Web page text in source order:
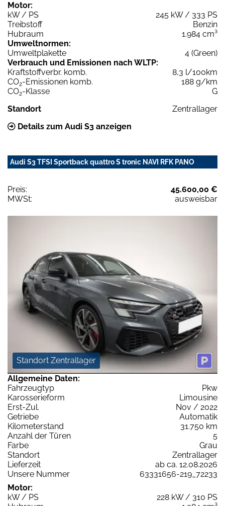
Motor:
kW / PS
245 kW / 333 PS
Treibstoff
Benzin
Hubraum
1.984 cm³
Umweltnormen:
Umweltplakette
4 (Green)
Verbrauch und Emissionen nach WLTP:
Kraftstoffverbr. komb.
8,3 l/100km
CO2-Emissionen komb.
188 g/km
CO2-Klasse
G
Standort
Zentrallager
Details zum Audi S3 anzeigen
Audi S3 TFSI Sportback quattro S tronic NAVI RFK PANO
Preis:
45.600,00 €
MWSt:
ausweisbar
Standort Zentrallager
Allgemeine Daten:
Fahrzeugtyp
Pkw
Karosserieform
Limousine
Erst-Zul.
Nov / 2022
Getriebe
Automatik
Kilometerstand
31.750 km
Anzahl der Türen
5
Farbe
Grau
Standort
Zentrallager
Lieferzeit
ab ca. 12.08.2026
Unsere Nummer
63331656-219_72233
Motor:
kW / PS
228 kW / 310 PS